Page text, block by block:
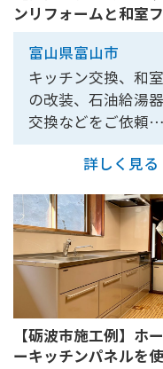
チンになりました
ける薄型暖房の
「Hotウォール」を
設置させていただき
ました。Hotウォー
ルから発せられる輻
射熱で洗面室の寒さ
をやわらげます。
クショナルキッチン
のため、水栓金具が
天板からでなく壁に
設置されていまし
た。 同様に、ガスコ
ンロが卓上式だった
ため、ガス配管もキ
ッチン内部ではなく
壁から露出されてい
る状態でした。 ③
ッチン前の窓の高さ
が比較的高く、かつ
床から高い位置に設
置されていました。
そのため、床から窓
の上面までの高さが
チやコンセントが目
立ってしまうため、
新品に交換したい ・
食器棚用の電源を新
規で用意してほしい
・部屋の天井・壁の
壁紙を張り替え、清
囲気の空間にしたい
・照明器具も新しい
ものに取り替えた
今回のリフォームで
は、キッチン周りを
ダークカラーでまと
め、キッチンパネル
も黒色のものをお選
ンリフォームと和室
ーリング張り工事など
【10221】
富山県富山市
キッチン交換、和室
の改装、石油給湯器
交換などをご依頼い
ただきました。 【
ッチン】 長年使用し
行いました。 もとも
とガスコンロをお使
いでしたが、リフォ
ームを機にIHへ交換
しました。火を使わ
ずに調理ができるの
で安全面が向上しま
詳しく見る
【砺波市施工例】ホ
ーキッチンパネルを